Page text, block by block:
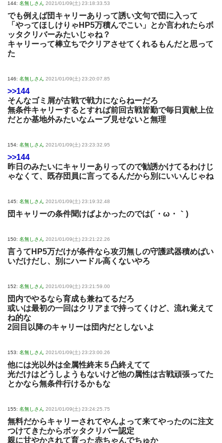
144: 名無しさん 2021/01/09(土) 23:18:33.53
でも例えば団キャリーありって誘い文句で団に入って
「やってほしけりゃHP5万積んでこい」とか言われたらボ
ッタクリバーみたいじゃね？
キャリーって棒立ちでクリアさせてくれるもんだと思って
た
146: 名無しさん 2021/01/09(土) 23:20:07.85
>>144
そんなゴミ屑が古戦で戦力にならねーだろ
無条件キャリーするとすれば前回古戦皆勤で毎日貢献上位
だとか基地外みたいなムーブ見せないと無理
154: 名無しさん 2021/01/09(土) 23:23:32.95
>>144
昨日のみたいにキャリーありってので勧誘かけてるわけじ
ゃなくて、既存団員に言ってるんだから別にいいんじゃね
145: 名無しさん 2021/01/09(土) 23:19:32.48
団キャリーの条件聞けばよかったのでは(´・ω・｀)
150: 名無しさん 2021/01/09(土) 23:21:22.26
言うてHP5万だけが条件なら攻刃無しの守護武器積めばい
いだけだし、別にハードル高くないやろ
152: 名無しさん 2021/01/09(土) 23:21:59.00
団内でやるなら育成も兼ねてるだろ
或いは最初の一回はクリアまで持ってくけど、流れ覚えて
ね的な
2回目以降のキャリーは団内だとしないよ
153: 名無しさん 2021/01/09(土) 23:23:00.26
他には光以外は全属性終末５凸終えてて
光だけはどうしようもないけど他の属性は古戦頑張ってた
とかなら無条件行けるかもな
155: 名無しさん 2021/01/09(土) 23:24:25.75
無料だからキャリーされてやんよって来てやったのに注文
つけてきたからボッタクリバー認定
親に甘やかされて育った赤ちゃんでちゅか